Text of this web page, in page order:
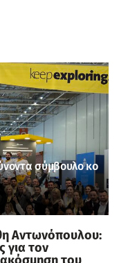
σύμβουλο κο
Αντωνόπουλου:
για τον